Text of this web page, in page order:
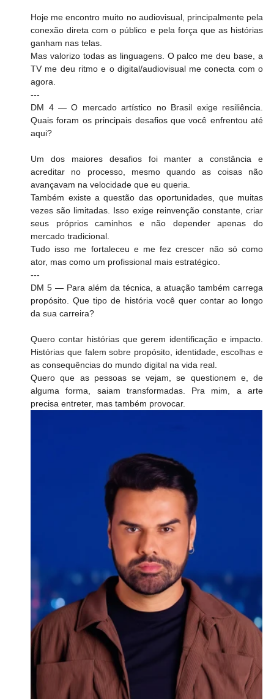
Hoje me encontro muito no audiovisual, principalmente pela
conexão direta com o público e pela força que as histórias
ganham nas telas.
Mas valorizo todas as linguagens. O palco me deu base, a
TV me deu ritmo e o digital/audiovisual me conecta com o
agora.
---
DM 4 — O mercado artístico no Brasil exige resiliência.
Quais foram os principais desafios que você enfrentou até
aqui?
Um dos maiores desafios foi manter a constância e
acreditar no processo, mesmo quando as coisas não
avançavam na velocidade que eu queria.
Também existe a questão das oportunidades, que muitas
vezes são limitadas. Isso exige reinvenção constante, criar
seus próprios caminhos e não depender apenas do
mercado tradicional.
Tudo isso me fortaleceu e me fez crescer não só como
ator, mas como um profissional mais estratégico.
---
DM 5 — Para além da técnica, a atuação também carrega
propósito. Que tipo de história você quer contar ao longo
da sua carreira?
Quero contar histórias que gerem identificação e impacto.
Histórias que falem sobre propósito, identidade, escolhas e
as consequências do mundo digital na vida real.
Quero que as pessoas se vejam, se questionem e, de
alguma forma, saiam transformadas. Pra mim, a arte
precisa entreter, mas também provocar.